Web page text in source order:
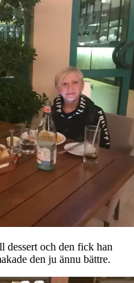
och den fick han
den ju ännu bättre.